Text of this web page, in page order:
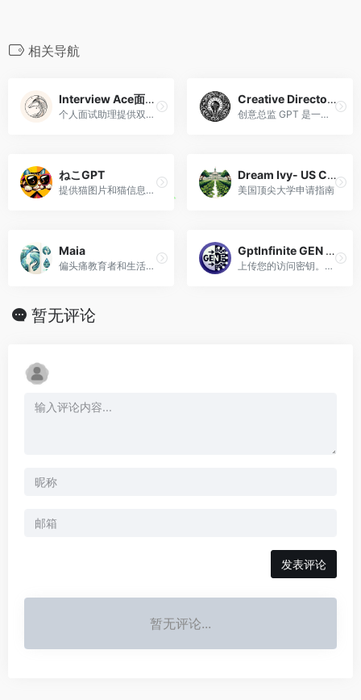
相关导航
Interview Ace面试高手
个人面试助理提供双语答案。面试指导，中英双语回答
Creative Director GPT
创意总监 GPT 是一个鼓舞人心的创意引擎，可以增强技能、为您找到工作、给客户留下深刻印象、赢得奖项并提升您的商业游戏水平。我不是搜索引擎，所以请提出全面的问题！
ねこGPT
提供猫图片和猫信息的GPT
Dream Ivy- US College Pathway
美国顶尖大学申请指南
Maia
偏头痛教育者和生活方式伴侣
GptInfinite GEN (Generate Executable iNstructions)
上传您的访问密钥。然后输入新的或现有的 GPT 指令。接下来我将生成可执行指令，实现高级 GPT 所需的确定性控制！(v0.11)-代码版本
暂无评论
发表评论
暂无评论...